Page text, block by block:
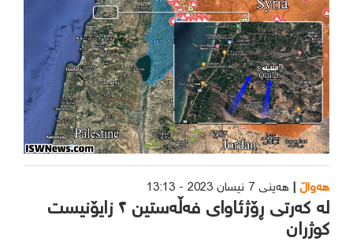
هەواڵ هەینی 7 نیسان 2023 - 13:13
لە کەرتی ڕۆژئاوای فەڵەستین ٢ زایۆنیست
کوژران